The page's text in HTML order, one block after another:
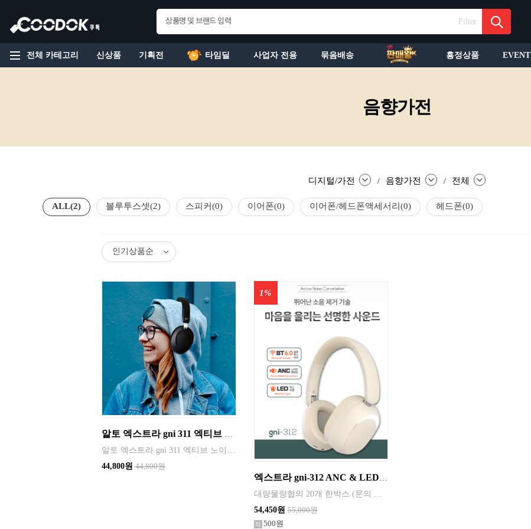
Filter
전체 카테고리 신상품 기획전 타임딜 사업자 전용 묶음배송 흥정상품 EVENT
음향가전
디지털/가전 / 음향가전 / 전체
ALL(2) 블루투스셋(2) 스피커(0) 이어폰(0) 이어폰/헤드폰액세서리 (0) 헤드폰(0)
44,800원 44,800원
엑스트라 gni-312 ANC & LED 블루투스 헤드셋 색상 블랙 , 베이지 , 그레이 2025신상품
대량물량협의 20개 한박스 (문의 쿠독) - 액티브 노이즈 캔슬링 기술이 적용된 음악 감상에 집중한 헤드셋 - 헤드셋 조명이 있어 제품의 활용도가 높아졌어요 - 블루투스 V6.0 버젼 , 편리하고 안정적인 페어링 기술 - 스피커 최대출력 10W , 40mm 드라이버를 채용하여 풍부하고 입체적인 스테레오 사운드 구현해냄
1%
54,450원 55,000원
500원